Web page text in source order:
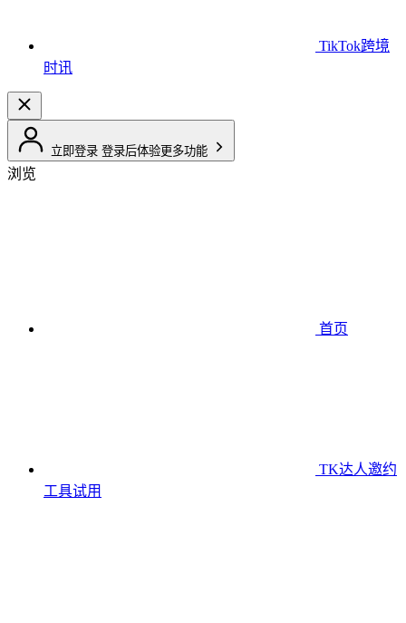
TikTok跨境
时讯
立即登录 登录后体验更多功能
浏览
首页
TK达人邀约
工具试用